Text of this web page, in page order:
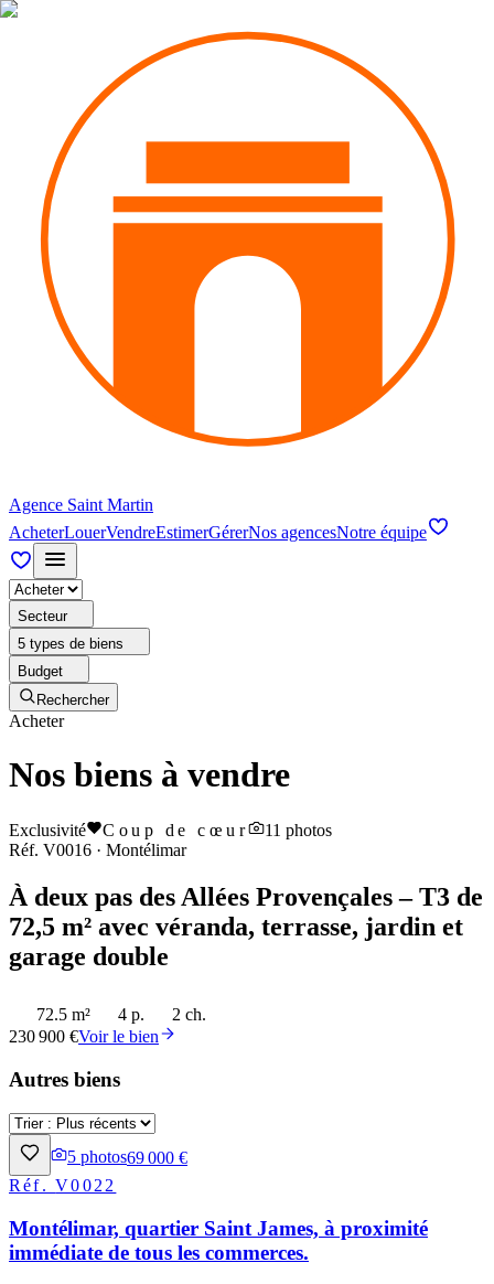
Agence Saint Martin
AcheterLouerVendreEstimerGérerNos agencesNotre équipe
Secteur
5 types de biens
Budget
Rechercher
Acheter
Nos biens à vendre
Exclusivité Coup de cœur 11 photos
Réf. V0016 · Montélimar
À deux pas des Allées Provençales – T3 de
72,5 m² avec véranda, terrasse, jardin et
garage double
72.5 m² 4 p.
2 ch.
230 900 €Voir le bien
Autres biens
5 photos69 000 €
Réf.V0022
Montélimar, quartier Saint James, à proximité
immédiate de tous les commerces.